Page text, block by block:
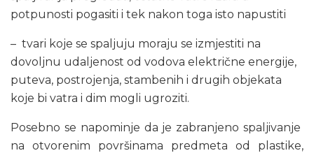
potpunosti pogasiti i tek nakon toga isto napustiti
– tvari koje se spaljuju moraju se izmjestiti na
dovoljnu udaljenost od vodova električne energije,
puteva, postrojenja, stambenih i drugih objekata
koje bi vatra i dim mogli ugroziti.
Posebno se napominje da je zabranjeno spaljivanje
na otvorenim površinama predmeta od plastike,